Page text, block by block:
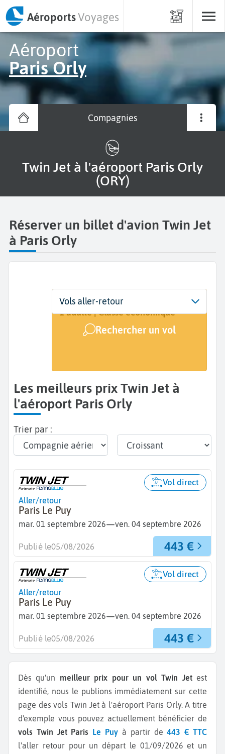
AéroportsVoyages
Aéroport
Paris Orly
Compagnies
Twin Jet à l'aéroport Paris Orly
(ORY)
Réserver un billet d'avion Twin Jet
à Paris Orly
Départ
Paris Orly (ORY)
Dates
Dates de votre voyage
Voyageurs | Classe
1 adulte | Classe économique
Rechercher un vol
Vols aller-retour
Les meilleurs prix Twin Jet à
l'aéroport Paris Orly
Trier par :
Aller/retour
Paris Le Puy
mar. 01 septembre 2026—ven. 04 septembre 2026
Vol direct
443 €
Publié le05/08/2026
Aller/retour
Paris Le Puy
mar. 01 septembre 2026—ven. 04 septembre 2026
Vol direct
443 €
Publié le05/08/2026
Dès qu'un meilleur prix pour un vol Twin Jetest
identifié, nous le publions immédiatement sur cette
page des vols Twin Jet à l'aéroport Paris Orly.A titre
d'exemple vous pouvez actuellement bénéficier de
vols Twin Jet Paris Le Puy à partir de443 € TTC
l'aller retour pour un départ le 01/09/2026 et un